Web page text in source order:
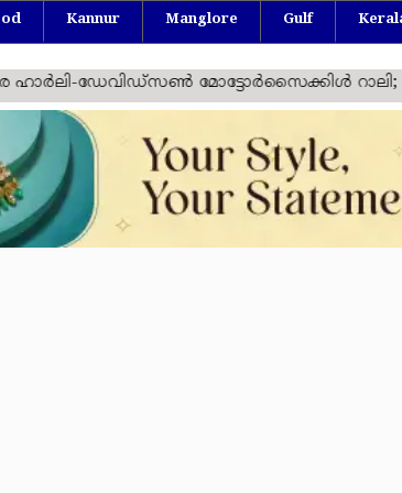
Kannur Manglore Gulf